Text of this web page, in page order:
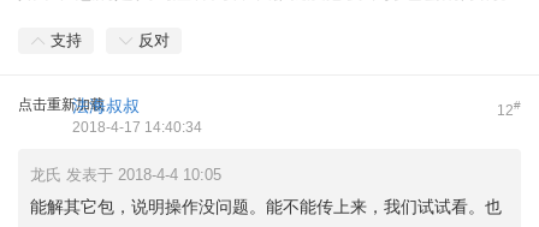
支持 反对
点击重新加载 12#
法海叔叔
2018-4-17 14:40:34
龙氏 发表于 2018-4-4 10:05
能解其它包，说明操作没问题。能不能传上来，我们试试看。也